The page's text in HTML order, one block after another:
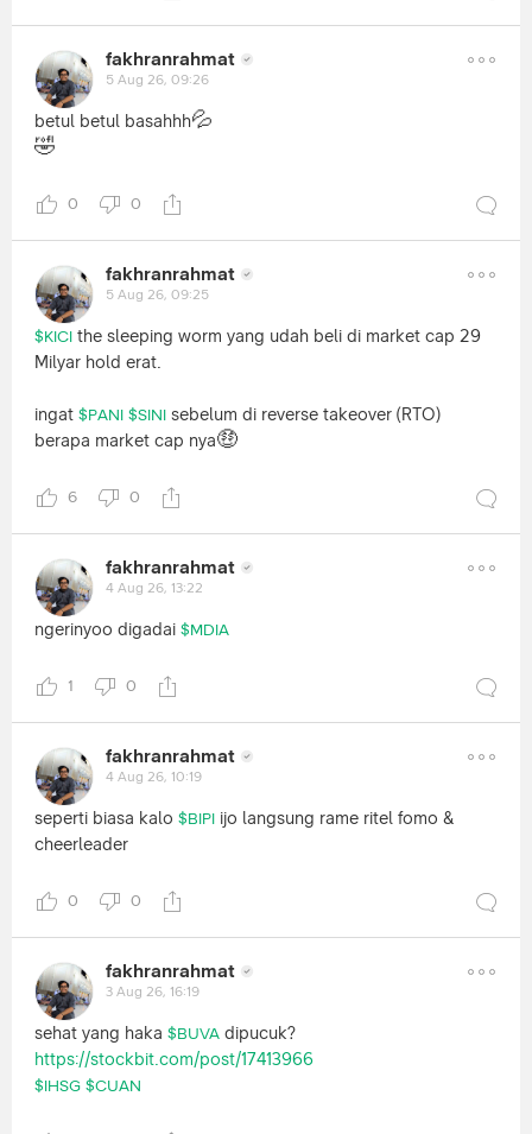
fakhranrahmat
5 Aug 26, 09:26
betul betul basahhh💦
🤣
0 0
fakhranrahmat
5 Aug 26, 09:25
$KICI the sleeping worm yang udah beli di market cap 29
Milyar hold erat.
ingat $PANI $SINI
sebelum di reverse takeover (RTO)
berapa market cap nya🤑
6 0
fakhranrahmat
4 Aug 26, 13:22
ngerinyoo digadai $MDIA
1 0
fakhranrahmat
4 Aug 26, 10:19
seperti biasa kalo $BIPI ijo langsung rame ritel fomo &
cheerleader
0 0
fakhranrahmat
3 Aug 26, 16:19
sehat yang haka $BUVA dipucuk?
https://stockbit.com/post/17413966
$IHSG $CUAN